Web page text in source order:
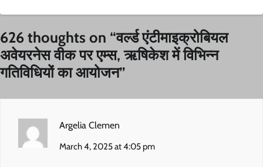
626 thoughts on “वर्ल्ड एंटीमाइक्रोबियल
अवेयरनेस वीक पर एम्स, ऋषिकेश में विभिन्न
गतिविधियों का आयोजन”
Argelia Clemen
March 4, 2025 at 4:05 pm